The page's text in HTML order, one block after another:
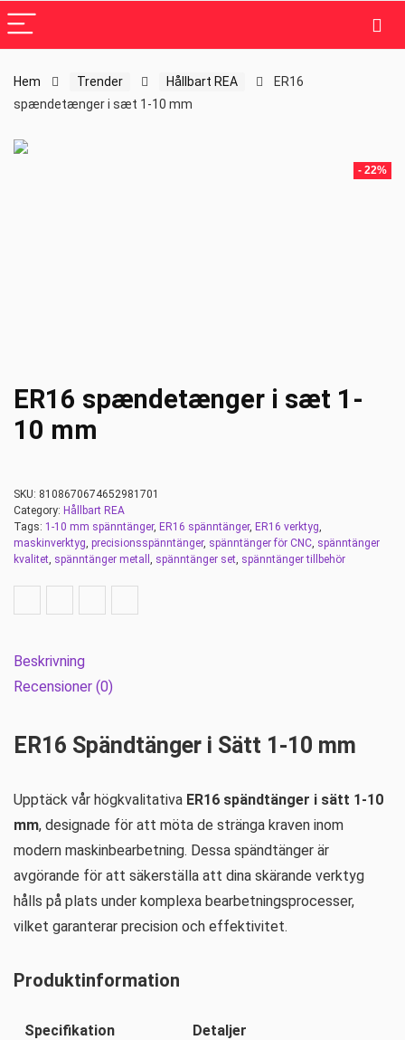
Hem Trender Hållbart REA
ER16
spændetænger i sæt 1-10 mm
- 22%
ER16 spændetænger i sæt 1-
10 mm
SKU: 8108670674652981701
Category: Hållbart REA
Tags: 1-10 mm spänntänger, ER16 spänntänger, ER16 verktyg,
maskinverktyg, precisionsspänntänger, spänntänger för CNC, spänntänger
kvalitet, spänntänger metall , spänntänger set, spänntänger tillbehör
Beskrivning
Recensioner (0)
ER16 Spändtänger i Sätt 1-10 mm
Upptäck vår högkvalitativa ER16 spändtänger i sätt 1-10
mm, designade för att möta de stränga kraven inom
modern maskinbearbetning. Dessa spändtänger är
avgörande för att säkerställa att dina skärande verktyg
hålls på plats under komplexa bearbetningsprocesser,
vilket garanterar precision och effektivitet.
Produktinformation
Specifikation
Detaljer